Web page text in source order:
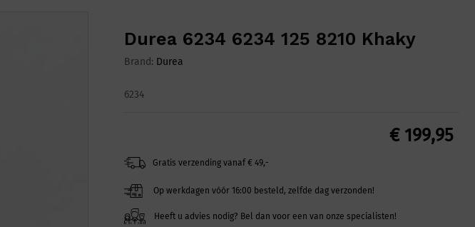
Durea 6234 6234 125 8210 Khaky
Brand: Durea
6234
€199,95
Gratis verzending vanaf € 49,-
Op werkdagen vóór 16:00 besteld, zelfde dag verzonden!
Heeft u advies nodig? Bel dan voor een van onze specialisten!